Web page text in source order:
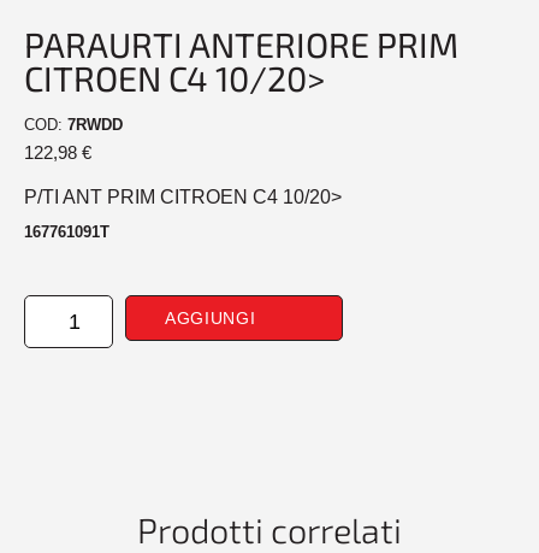
PARAURTI ANTERIORE PRIM
CITROEN C4 10/20>
COD: 7RWDD
122,98 €
P/TI ANT PRIM CITROEN C4 10/20>
167761091T
PARAURTI
ANTERIORE
AGGIUNGI
Prodotti correlati